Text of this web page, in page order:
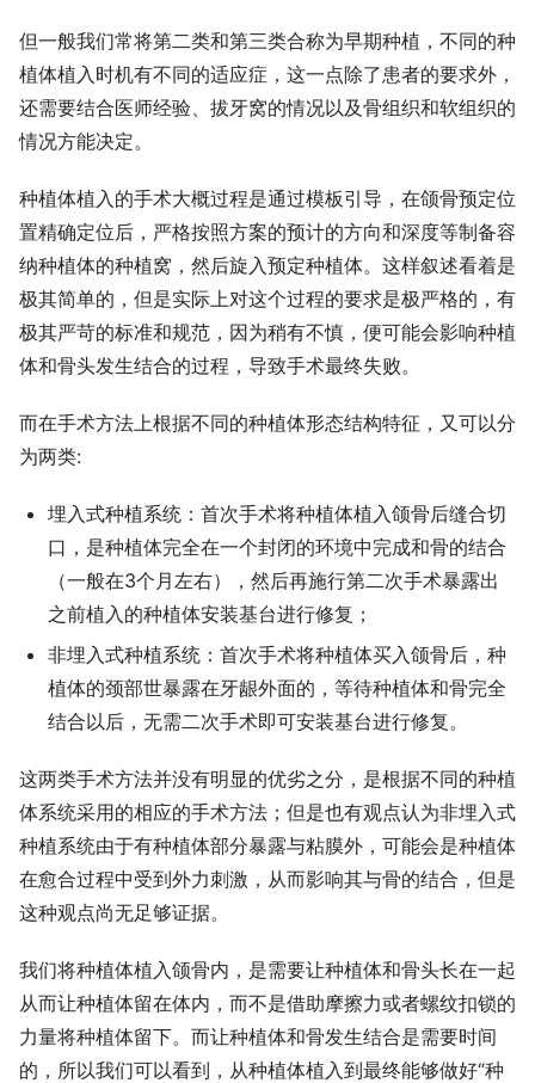
但一般我们常将第二类和第三类合称为早期种植，不同的种
植体植入时机有不同的适应症，这一点除了患者的要求外，
还需要结合医师经验、拔牙窝的情况以及骨组织和软组织的
情况方能决定。
种植体植入的手术大概过程是通过模板引导，在颌骨预定位
置精确定位后，严格按照方案的预计的方向和深度等制备容
纳种植体的种植窝，然后旋入预定种植体。这样叙述看着是
极其简单的，但是实际上对这个过程的要求是极严格的，有
极其严苛的标准和规范，因为稍有不慎，便可能会影响种植
体和骨头发生结合的过程，导致手术最终失败。
而在手术方法上根据不同的种植体形态结构特征，又可以分
为两类:
埋入式种植系统：首次手术将种植体植入颌骨后缝合切
口，是种植体完全在一个封闭的环境中完成和骨的结合
（一般在3个月左右），然后再施行第二次手术暴露出
之前植入的种植体安装基台进行修复；
非埋入式种植系统：首次手术将种植体买入颌骨后，种
植体的颈部世暴露在牙龈外面的，等待种植体和骨完全
结合以后，无需二次手术即可安装基台进行修复。
这两类手术方法并没有明显的优劣之分，是根据不同的种植
体系统采用的相应的手术方法；但是也有观点认为非埋入式
种植系统由于有种植体部分暴露与粘膜外，可能会是种植体
在愈合过程中受到外力刺激，从而影响其与骨的结合，但是
这种观点尚无足够证据。
我们将种植体植入颌骨内，是需要让种植体和骨头长在一起
从而让种植体留在体内，而不是借助摩擦力或者螺纹扣锁的
力量将种植体留下。而让种植体和骨发生结合是需要时间
的，所以我们可以看到，从种植体植入到最终能够做好“种